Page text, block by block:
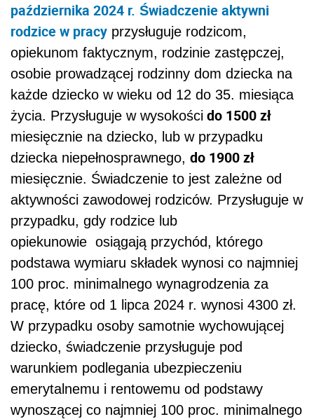
października 2024 r. Świadczenie aktywni
rodzice w pracy przysługuje rodzicom,
opiekunom faktycznym, rodzinie zastępczej,
osobie prowadzącej rodzinny dom dziecka na
każde dziecko w wieku od 12 do 35. miesiąca
życia. Przysługuje w wysokości do 1500 zł
miesięcznie na dziecko, lub w przypadku
dziecka niepełnosprawnego, do 1900 zł
miesięcznie. Świadczenie to jest zależne od
aktywności zawodowej rodziców. Przysługuje w
przypadku, gdy rodzice lub
opiekunowie osiągają przychód, którego
podstawa wymiaru składek wynosi co najmniej
100 proc. minimalnego wynagrodzenia za
pracę, które od 1 lipca 2024 r. wynosi 4300 zł.
W przypadku osoby samotnie wychowującej
dziecko, świadczenie przysługuje pod
warunkiem podlegania ubezpieczeniu
emerytalnemu i rentowemu od podstawy
wynoszącej co najmniej 100 proc. minimalnego